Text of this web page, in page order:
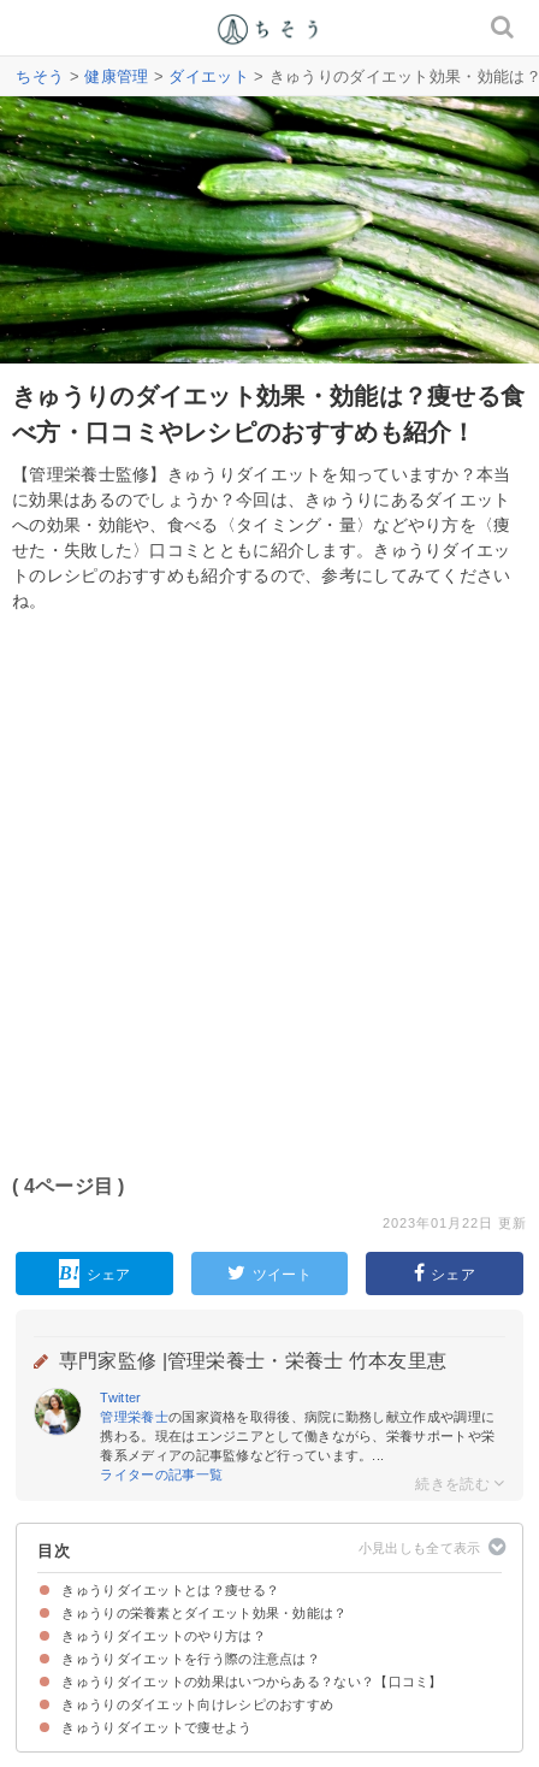
ちそう >健康管理 > ダイエット > きゅうりのダイエット効果・効能は
きゅうりのダイエット効果・効能は？痩せる食
べ方・口コミやレシピのおすすめも紹介！
【管理栄養士監修】きゅうりダイエットを知っていますか？本当
に効果はあるのでしょうか？今回は、きゅうりにあるダイエット
への効果・効能や、食べる〈タイミング・量〉などやり方を〈痩
せた・失敗した〉口コミとともに紹介します。きゅうりダイエッ
トのレシピのおすすめも紹介するので、参考にしてみてください
ね。
( 4ページ目 )
2023年01月22日 更新
シェア ツイート シェア
専門家監修 | 管理栄養士・栄養士 竹本友里恵
Twitter
管理栄養士の国家資格を取得後、病院に勤務し献立作成や調理に
携わる。現在はエンジニアとして働きながら、栄養サポートや栄
養系メディアの記事監修など行っています。...
ライターの記事一覧
目次
きゅうりダイエットとは？痩せる？
きゅうりのカロリー・糖質
きゅうりの栄養素とダイエット効果・効能は？
①脂肪燃焼効果
②むくみ解消
③高血圧の予防
きゅうりダイエットのやり方は？
食べる量・タイミング
調理法・食べ方
調味料・味付けのおすすめ
きゅうりダイエットを行う際の注意点は？
①ご飯をきゅうりだけにしない
②マヨネーズなど調味料に注意する
③食べ過ぎると下痢になることがある
きゅうりダイエットの効果はいつからある？ない？【口コミ】
きゅうりダイエットで痩せた人の口コミ
きゅうりダイエットで痩せない・失敗した人の口コミ
きゅうりのダイエット向けレシピのおすすめ
①きゅうりの浅漬け
②きゅうりのすりおろし
③蒸し鶏の緑酢かけ
④きゅうりの味噌ヨーグルト漬け
⑤きゅうりとちくわのナムル
⑥きゅうりと蒟蒻の和物
⑦きゅうりと卵の炒め物
⑧やみつききゅうり
⑨切干大根ときゅうりの中華風サラダ
きゅうりダイエットで痩せよう